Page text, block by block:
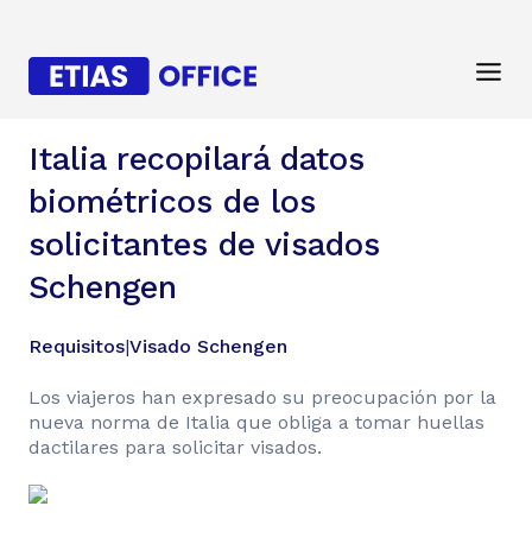
Italia recopilará datos
biométricos de los
solicitantes de visados
Schengen
Requisitos|Visado Schengen
Los viajeros han expresado su preocupación por la
nueva norma de Italia que obliga a tomar huellas
dactilares para solicitar visados.